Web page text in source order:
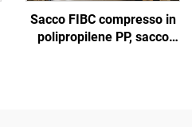
Sacco FIBC compresso in
polipropilene PP, sacco